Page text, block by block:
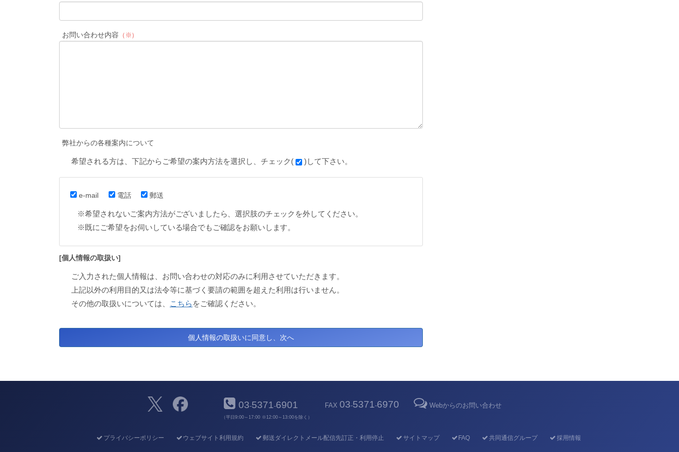
お問い合わせ内容 （※）
弊社からの各種案内について
希望される方は、下記からご希望の案内方法を選択し、チェック( )して下さい。
e-mail 電話 郵送
※希望されないご案内方法がございましたら、選択肢のチェックを外してください。
※既にご希望をお伺いしている場合でもご確認をお願いします。
[個人情報の取扱い]
ご入力された個人情報は、お問い合わせの対応のみに利用させていただきます。
上記以外の利用目的又は法令等に基づく要請の範囲を超えた利用は行いません。
その他の取扱いについては、
こちら をご確認ください。
03-5371-6901
（平日9:00～17:00 ※12:00～13:00を除く）
FAX 03-5371-6970 Webからのお問い合わせ
プライバシーポリシー ウェブサイト利用規約 郵送ダイレクトメール配信先訂正・利用停止 サイトマップ FAQ 共同通信グループ 採用情報